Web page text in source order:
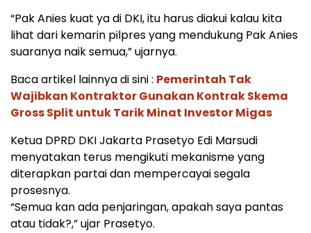
“Pak Anies kuat ya di DKI, itu harus diakui kalau kita
lihat dari kemarin pilpres yang mendukung Pak Anies
suaranya naik semua,” ujarnya.
Baca artikel lainnya di sini : Pemerintah Tak
Wajibkan Kontraktor Gunakan Kontrak Skema
Gross Split untuk Tarik Minat Investor Migas
Ketua DPRD DKI Jakarta Prasetyo Edi Marsudi
menyatakan terus mengikuti mekanisme yang
diterapkan partai dan mempercayai segala
prosesnya.
“Semua kan ada penjaringan, apakah saya pantas
atau tidak?,” ujar Prasetyo.